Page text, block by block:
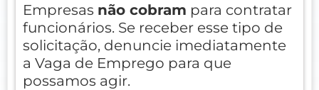
Empresas não cobram para contratar
funcionários. Se receber esse tipo de
solicitação, denuncie imediatamente
a Vaga de Emprego para que
possamos agir.